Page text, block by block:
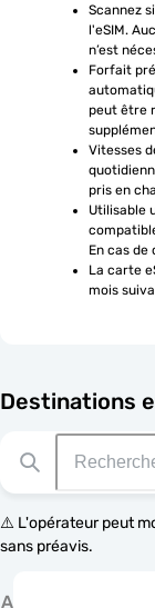
Scannez
l'eSIM.
n’est
Forfait
peut être
Vitesses
pris en
Utilisable
En cas de
La carte
mois
Destinations
⚠️ L'opérateur peut
sans préavis.
A